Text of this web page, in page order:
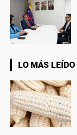
LO MÁS LEÍDO